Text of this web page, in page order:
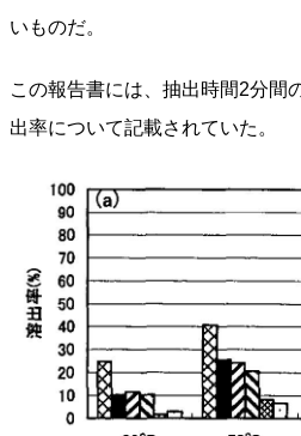
いものだ。
この報告書には、抽出時間2分間
出率について記載されていた。